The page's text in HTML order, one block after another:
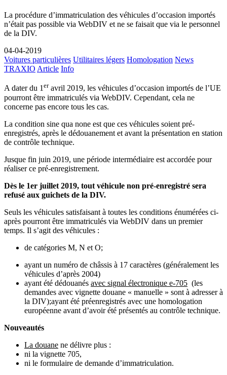
La procédure d’immatriculation des véhicules d’occasion importés
n’était pas possible via WebDIV et ne se faisait que via le personnel
de la DIV.
04-04-2019
Voitures particulières Utilitaires légers Homologation News
TRAXIO Article Info
A dater du 1eravril 2019, les véhicules d’occasion importés de l’UE
pourront être immatriculés via WebDIV. Cependant, cela ne
concerne pas encore tous les cas.
La condition sine qua none est que ces véhicules soient pré-
enregistrés, après le dédouanement et avant la présentation en station
de contrôle technique.
Jusque fin juin 2019, une période intermédiaire est accordée pour
réaliser ce pré-enregistrement.
Dès le 1er juillet 2019, tout véhicule non pré-enregistré sera
refusé aux guichets de la DIV.
Seuls les véhicules satisfaisant à toutes les conditions énumérées ci-
après pourront être immatriculés via WebDIV dans un premier
temps. Il s’agit des véhicules :
de catégories M, N et O;
ayant un numéro de châssis à 17 caractères (généralement les
véhicules d’après 2004)
ayant été dédouanés avec signal électronique e-705 (les
demandes avec vignette douane « manuelle » sont à adresser à
la DIV);ayant été préenregistrés avec une homologation
européenne avant d’avoir été présentés au contrôle technique.
Nouveautés
La douane ne délivre plus :
ni la vignette 705,
ni le formulaire de demande d’immatriculation.